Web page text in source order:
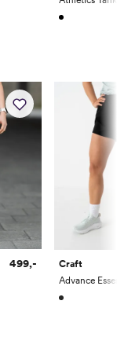
499,- Craft